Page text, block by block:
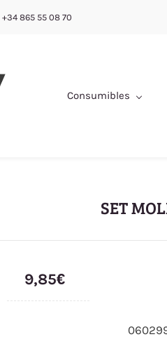
+34 865 55 08 70
Consumibles
SET
9,85€